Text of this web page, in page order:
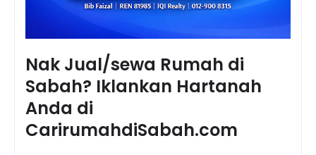
Nak Jual/sewa Rumah di
Sabah? Iklankan Hartanah
Anda di
CarirumahdiSabah.com